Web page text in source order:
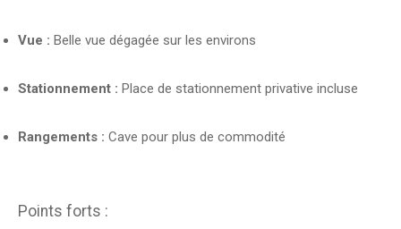
Vue : Belle vue dégagée sur les environs
Stationnement : Place de stationnement privative incluse
Rangements : Cave pour plus de commodité
Points forts :